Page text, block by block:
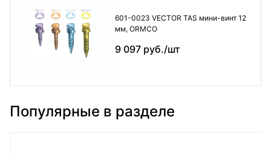
601-0023 VECTOR TAS мини-винт 12
мм, ORMCO
9 097 руб./шт
Популярные в разделе